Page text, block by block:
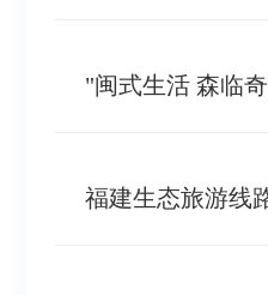
"闽式生活 森临
福建生态旅游线